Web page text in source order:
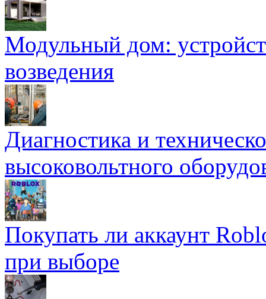
Модульный дом:
возведения
Диагностика и
высоковольтного
Покупать ли аккаунт
при выборе